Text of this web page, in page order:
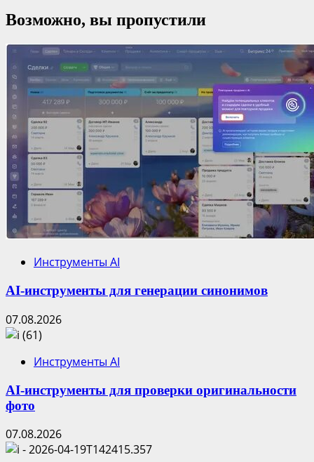
Возможно, вы пропустили
Инструменты AI
AI-инструменты для генерации синонимов
07.08.2026
Инструменты AI
AI-инструменты для проверки оригинальности
фото
07.08.2026